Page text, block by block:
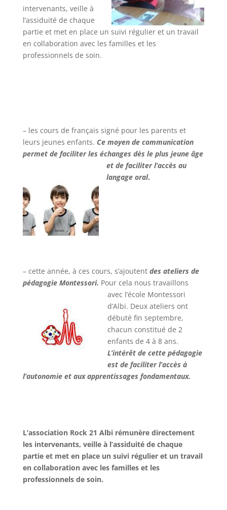
intervenants, veille à
l’assiduité de chaque
partie et met en place un suivi régulier et un travail
en collaboration avec les familles et les
professionnels de soin.
– les cours de français signé pour les parents et
leurs jeunes enfants. Ce moyen de communication
permet de faciliter les échanges dès le plus jeune âge
et de faciliter l’accès au
langage oral.
– cette année, à ces cours, s’ajoutent des ateliers de
pédagogie Montessori. Pour cela nous travaillons
avec l’école Montessori
d’Albi. Deux ateliers ont
débuté fin septembre,
chacun constitué de 2
enfants de 4 à 8 ans.
L’intérêt de cette pédagogie
est de faciliter l’accès à
l’autonomie et aux apprentissages fondamentaux.
L’association Rock 21 Albi rémunère directement
les intervenants, veille à l’assiduité de chaque
partie et met en place un suivi régulier et un travail
en collaboration avec les familles et les
professionnels de soin.